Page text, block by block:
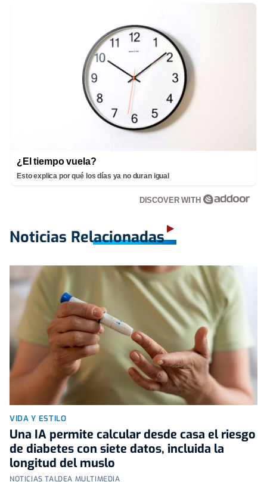
¿El tiempo vuela?
Esto explica por qué los días ya no duran igual
DISCOVER WITH
Noticias Relacionadas
VIDA Y ESTILO
Una IA permite calcular desde casa el riesgo
de diabetes con siete datos, incluida la
longitud del muslo
NOTICIAS TALDEA MULTIMEDIA